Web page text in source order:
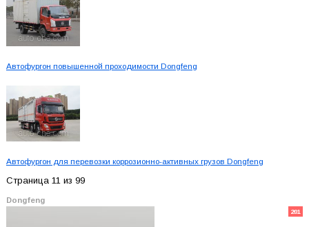
Автофургон повышенной проходимости Dongfeng
Автофургон для перевозки коррозионно-активных грузов Dongfeng
Страница 11 из 99
Dongfeng
201